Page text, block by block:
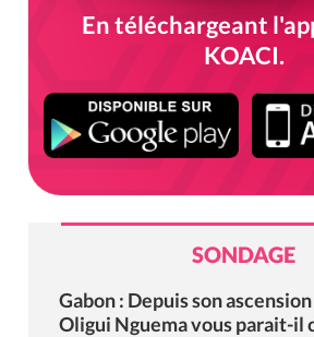
En téléchargeant
KOACI.
SONDAGE
Gabon : Depuis son
Oligui Nguema vous parait-il